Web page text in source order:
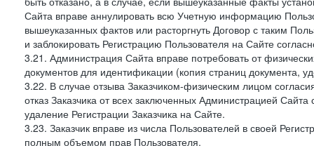
Сайта вправе аннулировать всю Учетную информацию
вышеуказанных фактов или расторгнуть Договор с таким
и заблокировать Регистрацию Пользователя на Сайте
3.21. Администрация Сайта вправе потребовать от
документов для идентификации (копия страниц документа,
3.22. В случае отзыва Заказчиком-физическим лицом
отказ Заказчика от всех заключенных Администрацией
удаление Регистрации Заказчика на Сайте.
3.23. Заказчик вправе из числа Пользователей в своей
полным объемом прав Пользователя.